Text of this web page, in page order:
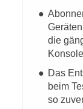
die
Das
beim
so